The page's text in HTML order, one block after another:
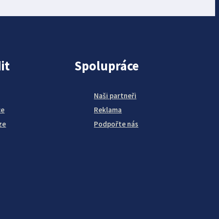
Spolupráce
Naši partneři
Reklama
Podpořte nás